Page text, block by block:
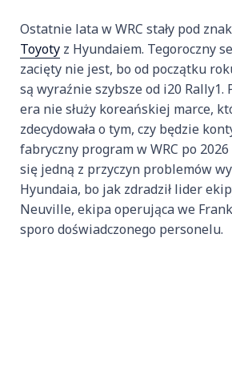
Ostatnie lata w WRC stały pod
Toyoty z Hyundaiem. Tegoroczny
zacięty nie jest, bo od początku
są wyraźnie szybsze od i20 Rally1.
era nie służy koreańskiej marce,
zdecydowała o tym, czy będzie
fabryczny program w WRC po 2026
się jedną z przyczyn problemów
Hyundaia, bo jak zdradził lider
Neuville, ekipa operująca we
sporo doświadczonego personelu.